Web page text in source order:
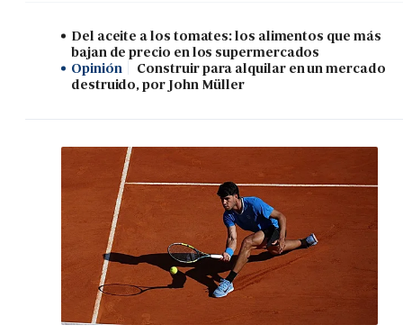
Del aceite a los tomates: los alimentos que más
bajan de precio en los supermercados
Opinión
Construir para alquilar en un mercado
destruido, por John Müller